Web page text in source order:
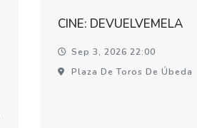
CINE: DEVUELVEMELA
Sep 3, 2026 22:00
Plaza De Toros De Úbeda